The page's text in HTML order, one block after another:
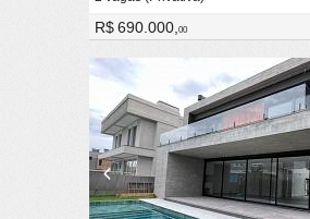
R$ 690.000,00